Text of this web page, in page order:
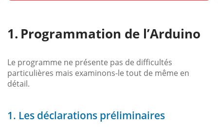
Programmation de l’Arduino
Le programme ne présente pas de difficultés
particulières mais examinons-le tout de même en
détail.
1. Les déclarations préliminaires